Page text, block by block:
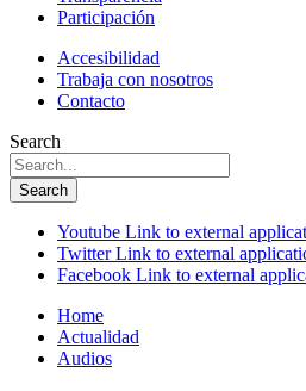
Participación
Accesibilidad
Trabaja con nosotros
Contacto
Search
Search
Youtube Link to external
TwitterLink to external
Facebook Link to external
Home
Actualidad
Audios